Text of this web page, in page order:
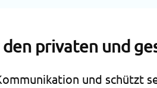
privaten und
und schützt